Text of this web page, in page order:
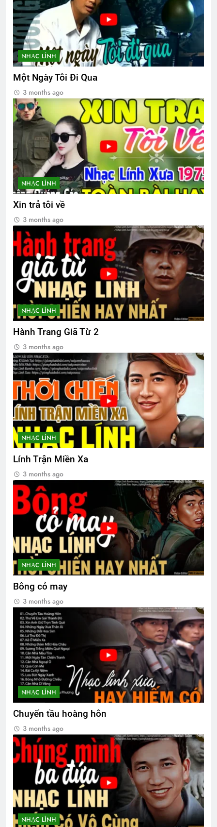
2 Years Ago
SỰ THẬT BỊ CHE GIẤU (Rabindranath
Tagore)
3 Years Ago
TRÁI TIM HÀNH KHẤT (Rabindranath
Tagore)
3 Years Ago
VUA THẬT CỦA TÔI (Rabindranath
Tagore)
3 Years Ago
ÁNH SÁNG HIỆN CÓ TRONG MÙA
XUÂN (Emily Dickinson)
3 Years Ago
Văn Thư 001 & 002/TH nhiệm kỳ 2024-
2026
2 Years Ago
Introduction TVBQGVN Facebook alike
2 Years Ago
THT Nguyễn Huệ chúc mừng ĐH 2026
1 Year Ago
Thư mời tham dự xuất bản Đa Hiệu 127
CTBCTY Tập III chương 33
3 Years Ago
Tâm thu gửi quý phu nhân Võ Bị
2 Years Ago
(Robert Frost)
MÙA XUÂN, NGHĨ VỀ DALAT
3 Years Ago
Xuân và tuổi trẻ
2 Years Ago
Thăm CSVSQ Nguyễn Minh Quan K17
2 Years Ago
NHẠC LÍNH
Một Ngày Tôi Đi Qua
3 months ago
NHẠC LÍNH
Xin trả tôi về
3 months ago
NHẠC LÍNH
Hành Trang Giã Từ 2
3 months ago
NHẠC LÍNH
Lính Trận Miền Xa
3 months ago
NHẠC LÍNH
Bông cỏ may
3 months ago
NHẠC LÍNH
Chuyến tầu hoàng hôn
3 months ago
NHẠC LÍNH